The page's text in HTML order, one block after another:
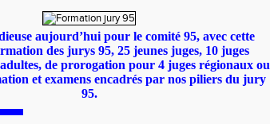
aujourd’hui pour le comité 95, avec cette
des jurys 95, 25 jeunes juges, 10 juges
de prorogation pour 4 juges régionaux ou
et examens encadrés par nos piliers du jury
95.